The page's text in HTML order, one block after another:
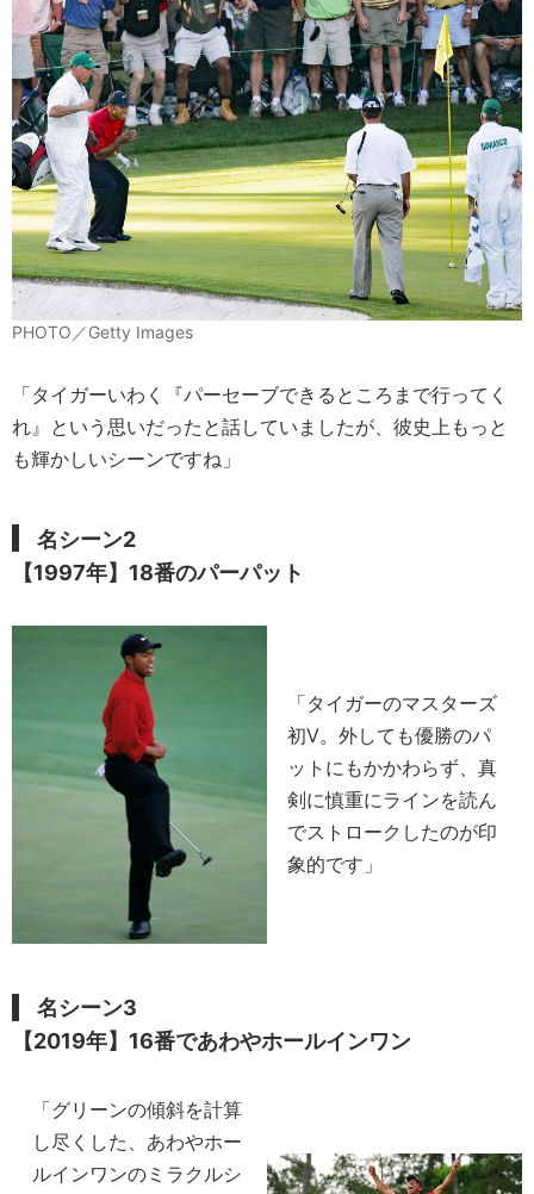
PHOTO／Getty Images
「タイガーいわく『パーセーブできるところまで行ってく
れ』という思いだったと話していましたが、彼史上もっと
も輝かしいシーンですね」
名シーン2
【1997年】18番のパーパット
「タイガーのマスターズ
初V。外しても優勝のパ
ットにもかかわらず、真
剣に慎重にラインを読ん
でストロークしたのが印
象的です」
名シーン3
【2019年】16番であわやホールインワン
「グリーンの傾斜を計算
し尽くした、あわやホー
ルインワンのミラクルシ